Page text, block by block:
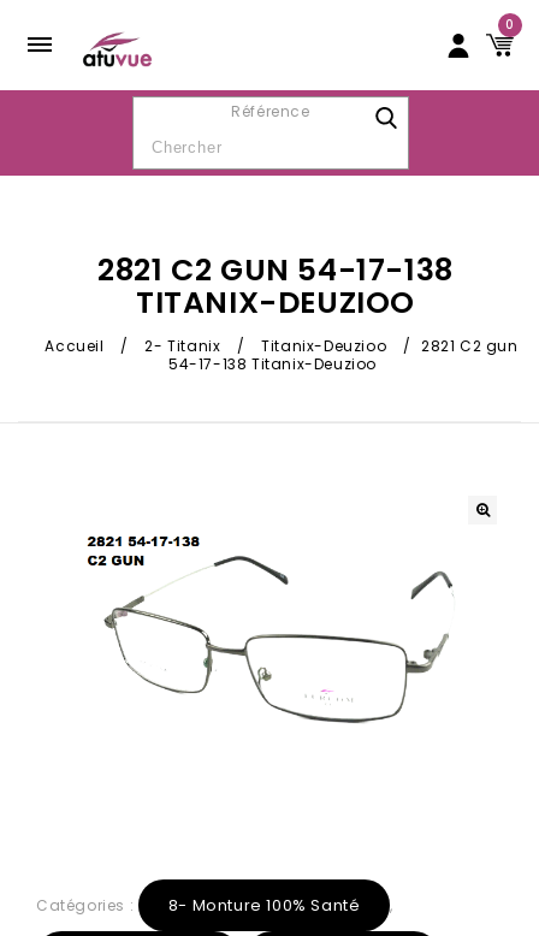
0
Référence
2821 C2 GUN 54-17-138
TITANIX-DEUZIOO
Accueil / 2- Titanix / Titanix-Deuzioo / 2821 C2 gun
54-17-138 Titanix-Deuzioo
Catégories : 8- Monture 100% Santé ,